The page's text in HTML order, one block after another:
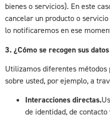
bienes o servicios). En este
cancelar un producto o
lo notificaremos en ese
3. ¿Cómo se recogen sus
Utilizamos diferentes
sobre usted, por ejemplo, a
Interacciones directas.
de identidad, de